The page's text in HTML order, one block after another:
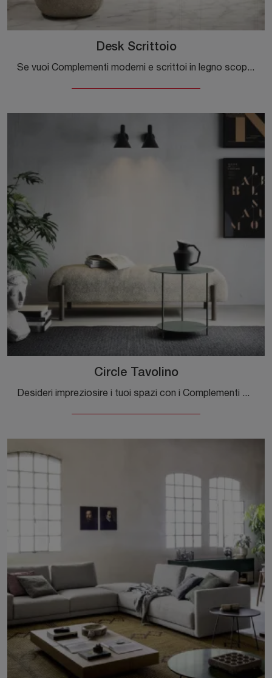
Desk Scrittoio
Se vuoi Complementi moderni e scrittoi in legno scopri di più sul modello Desk Scrittoio del marchio Novamobili.
Circle Tavolino
Desideri impreziosire i tuoi spazi con i Complementi Novamobili? Ecco qui differenti modelli di tavolini in metallo come Circle Tavolino.